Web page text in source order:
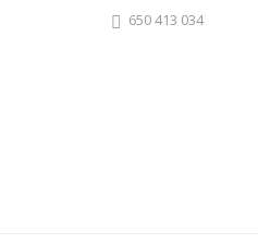
650 413 034